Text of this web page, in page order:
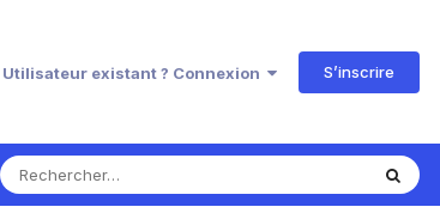
Utilisateur existant ? Connexion S’inscrire